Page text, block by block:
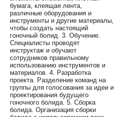
бумага, клеящая лента,
различные оборудования и
инструменты и другие материалы,
чтобы создать настоящий
гоночный болид. 3. Обучение.
Специалисты проводят
инструктаж и обучают
сотрудников правильному
использованию инструментов и
материалов. 4. Разработка
проекта. Разделение команд на
группы для голосования за идеи и
проектирования будущего
гоночного болида. 5. Сборка
болида. Организация сборки